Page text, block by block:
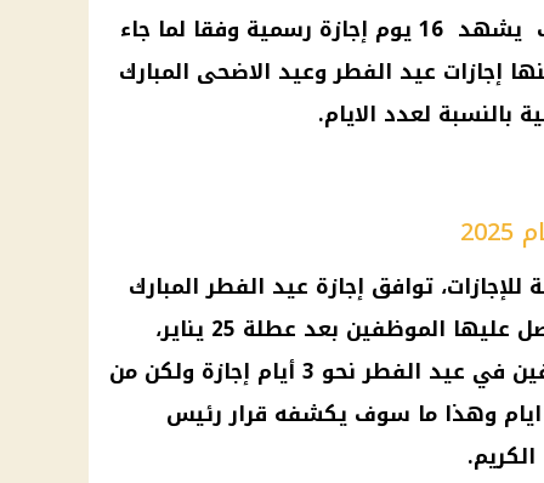
الجدير بالذكر أن عام 2025، سوف يشهد 16 يوم إجازة رسمية وفقا لما جاء
إجازات عيد الفطر وعيد الاضحى المبارك
بالنسبة لعدد الايام.
توافق إجازة عيد الفطر المبارك
هي أول الإجازات التي سوف يحصل عليها الموظفين بعد عطلة 25 يناير،
وتعتاد الحكومة بأن تمنح الموظفين في عيد الفطر نحو 3 أيام إجازة ولكن من
أن تصل إلى 5 أيام أو 4 ايام وهذا ما سوف يكشفه قرار رئيس